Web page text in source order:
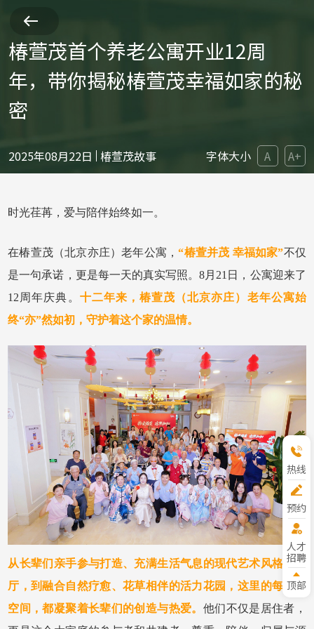
椿萱茂首个养老公寓开业12周
年，带你揭秘椿萱茂幸福如家的秘
密
2025年08月22日 椿萱茂故事 字体大小 A A+
时光荏苒，爱与陪伴始终如一。
在椿萱茂（北京亦庄）老年公寓，“椿萱并茂 幸福如家”不仅
是一句承诺，更是每一天的真实写照。8月21日， 公寓迎来了
12周年庆典。 十二年来， 椿萱茂（北京亦庄）老年公寓始
终“亦”然如初，守护着这个家的温情。
从长辈们亲手参与打造、充满生活气息的现代艺术风格会客
厅，到融合自然疗愈、花草相伴的活力花园， 这里的每一处
空间，都凝聚着长辈们的创造与热爱。 他们不仅是居住者，
热线
预约
参观
人才
招聘
顶部